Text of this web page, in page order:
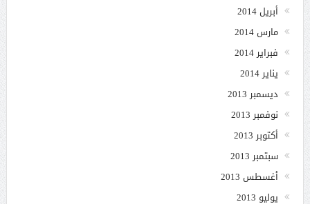
أبريل 2014
مارس 2014
فبراير 2014
يناير 2014
ديسمبر 2013
نوفمبر 2013
أكتوبر 2013
سبتمبر 2013
أغسطس 2013
يوليو 2013